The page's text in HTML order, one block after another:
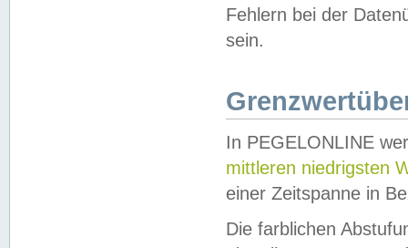
Fehlern bei der
sein.
In PEGELONLINE
mittleren niedrigsten
einer Zeitspanne in
Die farblichen